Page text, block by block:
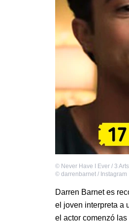
© Never Have I Ever / 3
© darrenbarnet / Instagram
Darren Barnet es
el joven interpreta a
el actor comenzó